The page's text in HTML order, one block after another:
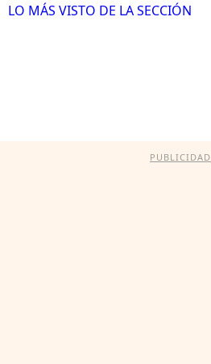
LO MÁS VISTO DE LA SECCIÓN
PUBLICIDAD